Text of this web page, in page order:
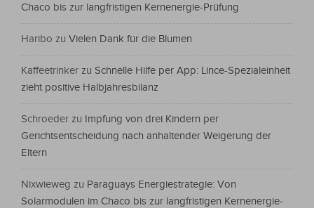
Chaco bis zur langfristigen Kernenergie-Prüfung
Haribo zu Vielen Dank für die Blumen
Kaffeetrinker zu Schnelle Hilfe per App: Lince-Spezialeinheit
zieht positive Halbjahresbilanz
Schroeder zu Impfung von drei Kindern per
Gerichtsentscheidung nach anhaltender Weigerung der
Eltern
Nixwieweg zu Paraguays Energiestrategie: Von
Solarmodulen im Chaco bis zur langfristigen Kernenergie-